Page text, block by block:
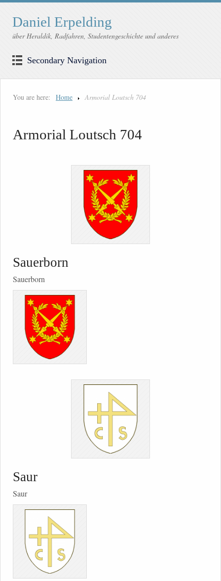
Daniel Erpelding
über Heraldik, Radfahren, Studentengeschichte und anderes
Secondary Navigation
You are here: Home Armorial Loutsch 704
Armorial Loutsch 704
Sauerborn
Sauerborn
Saur
Saur